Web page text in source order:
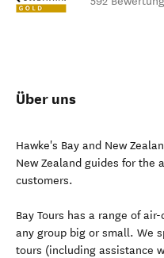
Über uns
Hawke's Bay and New
New Zealand guides for the
customers.
Bay Tours has a range of
any group big or small. We
tours (including assistance